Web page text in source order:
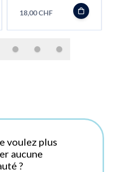
''Shortfill''
18,00 CHF
voulez plus
aucune
?